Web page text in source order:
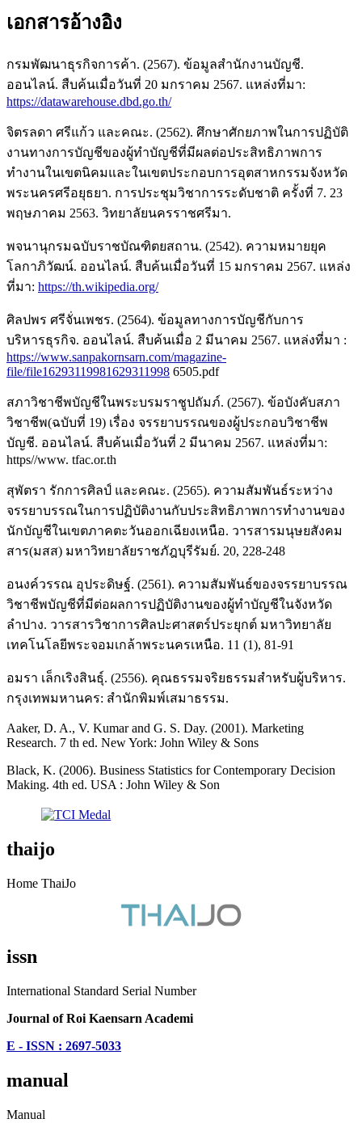
เอกสารอ้างอิง
กรมพัฒนาธุรกิจการค้า. (2567). ข้อมูลสำนักงานบัญชี.
ออนไลน์. สืบค้นเมื่อวันที่ 20 มกราคม 2567. แหล่งที่มา:
https://datawarehouse.dbd.go.th/
จิตรลดา ศรีแก้ว และคณะ. (2562). ศึกษาศักยภาพในการปฏิบัติ
งานทางการบัญชีของผู้ทำบัญชีที่มีผลต่อประสิทธิภาพการ
ทำงานในเขตนิคมและในเขตประกอบการอุตสาหกรรมจังหวัด
พระนครศรีอยุธยา. การประชุมวิชาการระดับชาติ ครั้งที่ 7. 23
พฤษภาคม 2563. วิทยาลัยนครราชศรีมา.
พจนานุกรมฉบับราชบัณฑิตยสถาน. (2542). ความหมายยุค
โลกาภิวัฒน์. ออนไลน์. สืบค้นเมื่อวันที่ 15 มกราคม 2567. แหล่ง
ที่มา: https://th.wikipedia.org/
ศิลปพร ศรีจั่นเพชร. (2564). ข้อมูลทางการบัญชีกับการ
บริหารธุรกิจ. ออนไลน์. สืบค้นเมื่อ 2 มีนาคม 2567. แหล่งที่มา :
https://www.sanpakornsarn.com/magazine-
file/file16293119981629311998 6505.pdf
สภาวิชาชีพบัญชีในพระบรมราชูปถัมภ์. (2567). ข้อบังคับสภา
วิชาชีพ(ฉบับที่ 19) เรื่อง จรรยาบรรณของผู้ประกอบวิชาชีพ
บัญชี. ออนไลน์. สืบค้นเมื่อวันที่ 2 มีนาคม 2567. แหล่งที่มา:
https//www. tfac.or.th
สุพัตรา รักการศิลป์ และคณะ. (2565). ความสัมพันธ์ระหว่าง
จรรยาบรรณในการปฏิบัติงานกับประสิทธิภาพการทำงานของ
นักบัญชีในเขตภาคตะวันออกเฉียงเหนือ. วารสารมนุษยสังคม
สาร(มสส) มหาวิทยาลัยราชภัฎบุรีรัมย์. 20, 228-248
อนงค์วรรณ อุประดิษฐ์. (2561). ความสัมพันธ์ของจรรยาบรรณ
วิชาชีพบัญชีที่มีต่อผลการปฏิบัติงานของผู้ทำบัญชีในจังหวัด
ลำปาง. วารสารวิชาการศิลปะศาสตร์ประยุกต์ มหาวิทยาลัย
เทคโนโลยีพระจอมเกล้าพระนครเหนือ. 11 (1), 81-91
อมรา เล็กเริงสินธุ์. (2556). คุณธรรมจริยธรรมสำหรับผู้บริหาร.
กรุงเทพมหานคร: สำนักพิมพ์เสมาธรรม.
Aaker, D. A., V. Kumar and G. S. Day. (2001). Marketing
Research. 7 th ed. New York: John Wiley & Sons
Black, K. (2006). Business Statistics for Contemporary Decision
Making. 4th ed. USA : John Wiley & Son
thaijo
Home ThaiJo
issn
International Standard Serial Number
Journal of Roi Kaensarn Academi
E - ISSN : 2697-5033
manual
Manual